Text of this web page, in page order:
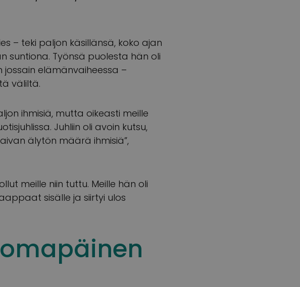
– teki paljon käsillänsä, koko ajan
suntiona. Työnsä puolesta hän oli
elämänvaiheessa –
väliltä.
ihmisiä, mutta oikeasti meille
Juhliin oli avoin kutsu,
älytön määrä ihmisiä”,
meille niin tuttu. Meille hän oli
sisälle ja siirtyi ulos